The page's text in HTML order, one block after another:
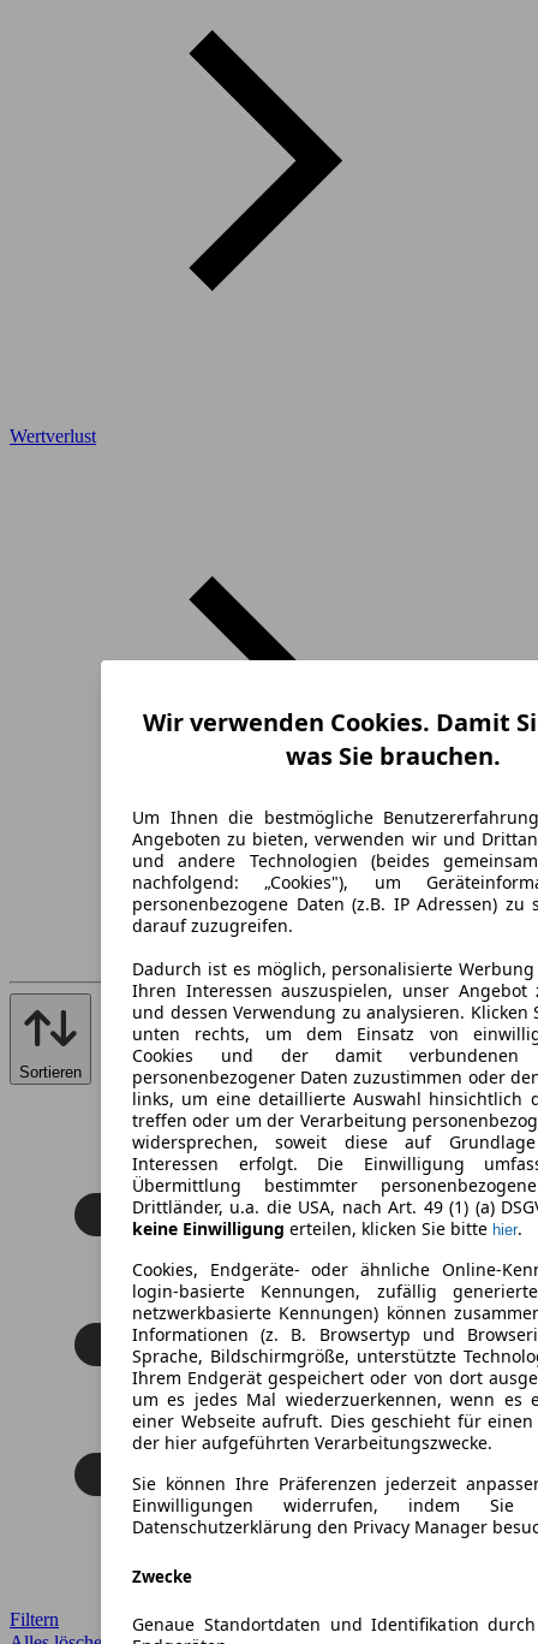
Wir verwenden Cookies. Damit
was Sie brauchen.
Um Ihnen die bestmögliche
Angeboten zu bieten, verwenden wir und
und andere Technologien (beides
nachfolgend: „Cookies"), um
personenbezogene Daten (z.B. IP Adressen) zu
darauf zuzugreifen.
Dadurch ist es möglich, personalisierte
Ihren Interessen auszuspielen, unser Angebot
und dessen Verwendung zu analysieren. Klicken
unten rechts, um dem Einsatz von
Cookies und der damit verbundenen
personenbezogener Daten zuzustimmen oder
links, um eine detaillierte Auswahl hinsichtlich
treffen oder um der Verarbeitung
widersprechen, soweit diese auf
Interessen erfolgt. Die Einwilligung
Übermittlung bestimmter
Drittländer, u.a. die USA, nach Art. 49 (1) (a)
keine Einwilligung erteilen, klicken Sie bitte hier.
Cookies, Endgeräte- oder ähnliche Online-
login-basierte Kennungen, zufällig
netzwerkbasierte Kennungen) können
Informationen (z. B. Browsertyp und
Sprache, Bildschirmgröße, unterstützte
Ihrem Endgerät gespeichert oder von dort
um es jedes Mal wiederzuerkennen, wenn es
einer Webseite aufruft. Dies geschieht für
der hier aufgeführten Verarbeitungszwecke.
Sie können Ihre Präferenzen jederzeit
Einwilligungen widerrufen, indem
Datenschutzerklärung den Privacy Manager
Zwecke
Genaue Standortdaten und Identifikation
Wertverlust
Sortieren
Filtern